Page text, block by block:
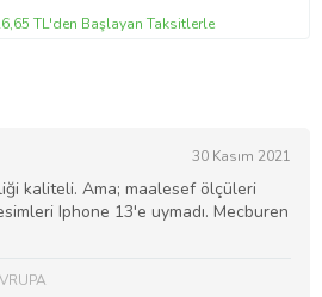
TL'den Başlayan Taksitlerle
30 Kasım 2021
kaliteli. Ama; maalesef ölçüleri
Iphone 13'e uymadı. Mecburen